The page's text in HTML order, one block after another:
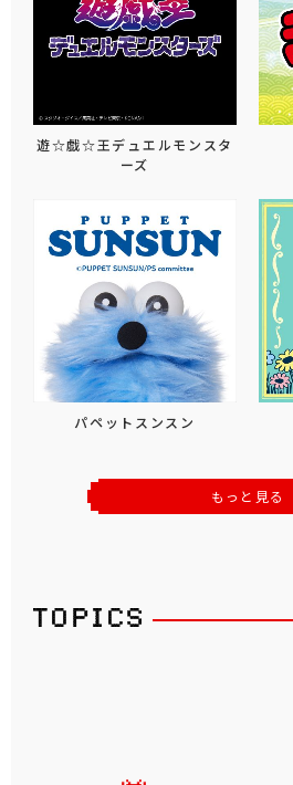
遊☆戯☆王デュエルモンスタ
ーズ
パペットスンスン
もっと見る